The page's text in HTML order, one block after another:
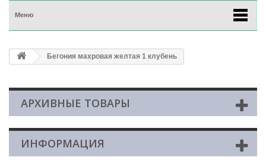
Меню
Бегония махровая желтая 1 клубень
АРХИВНЫЕ ТОВАРЫ
ИНФОРМАЦИЯ